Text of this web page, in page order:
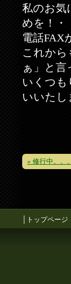
私のお気
めを！・
電話FAX
これから
ぁ」と
いくつも
いいたし
« 修行中。。。
トップページ